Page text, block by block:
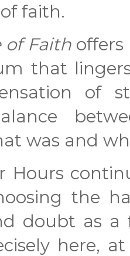
faith.
of Faithoffers
that
of
was and
Hours
the
doubt as a
here,